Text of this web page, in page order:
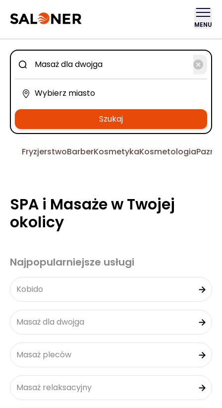
MENU
Szukaj
FryzjerstwoBarberKosmetykaKosmetologia
SPA i Masaże w Twojej
okolicy
Najpopularniejsze usługi
Kobido
Masaż dla dwojga
Masaż pleców
Masaż relaksacyjny